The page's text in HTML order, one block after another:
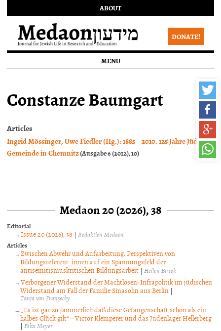
ABOUT
DONATE!
MENU
Constanze Baumgart
Articles
Ingrid Mössinger, Uwe Fiedler (Hg.): 1885 – 2010. 125 Jahre Jüdische
Gemeinde in Chemnitz(Ausgabe 6 (2012), 10)
Medaon 20 (2026), 38
Editorial
Issue 20 (2026), 38 |Redaktion Medaon
Articles
Zwischen Abwehr und Aufarbeitung. Perspektiven von
Bildungsreferent_innen auf ein Spannungsfeld der
antisemitismuskritischen Bildungsarbeit | Hellen Bircok
Verborgener Widerstand der Machtlosen: Infrapolitik im jüdischen
Widerstand am Fall der Familie Sinasohn aus Berlin |
Tanja von Fransecky
„Es ist gar zu jämmerlich daß diese Gefangenschaft schon als ein
halbes Glück gilt“ – Victor Klemperer und das Judenlager Hellerberg
| Felix Meyer